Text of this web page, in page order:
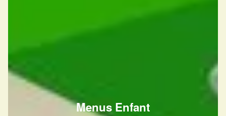
Menus Enfant